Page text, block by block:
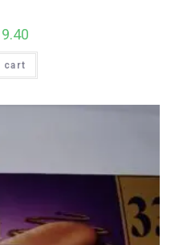
Current
is:
cart